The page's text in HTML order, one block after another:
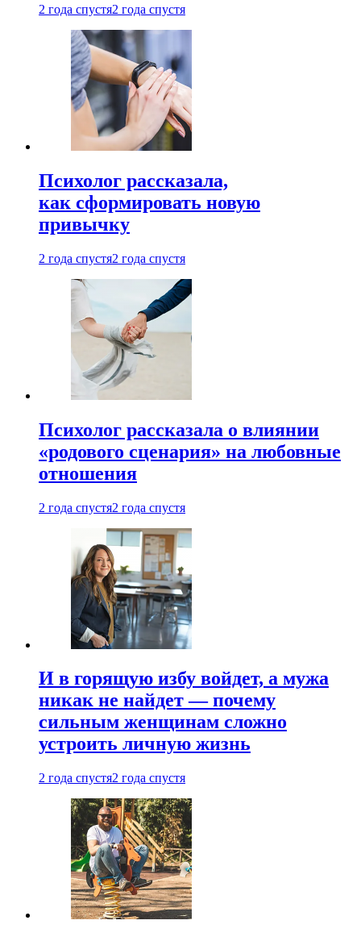
2 года спустя2 года спустя
Психолог рассказала,
как сформировать новую
привычку
2 года спустя2 года спустя
Психолог рассказала о влиянии
«родового сценария» на любовные
отношения
2 года спустя2 года спустя
И в горящую избу войдет, а мужа
никак не найдет — почему
сильным женщинам сложно
устроить личную жизнь
2 года спустя2 года спустя